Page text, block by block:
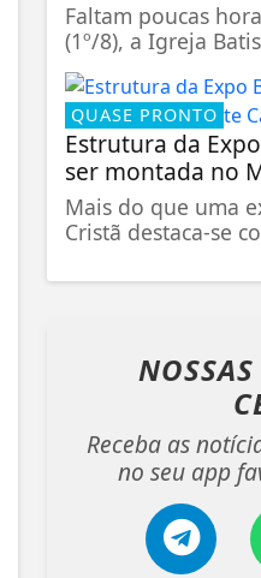
Faltam poucas
(1º/8), a Igreja
QUASE PRONTO
Estrutura da
ser montada no
Mais do que uma
Cristã destaca-se
Receba as
no seu app